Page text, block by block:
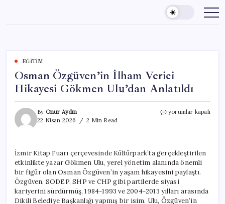
content
EĞITIM
Osman Özgüven’in İlham Verici
Hikayesi Gökmen Ulu’dan Anlatıldı
By Onur Aydın
22 Nisan 2026
2 Min Read
Osman
Gökmen
Ulu’dan
Anlatıldı
için
yorumlar kapalı
İzmir Kitap Fuarı çerçevesinde Kültürpark’ta gerçekleştirilen
etkinlikte yazar Gökmen Ulu, yerel yönetim alanında önemli
bir figür olan Osman Özgüven’in yaşam hikayesini paylaştı.
Özgüven, SODEP, SHP ve CHP gibi partilerde siyasi
kariyerini sürdürmüş, 1984-1993 ve 2004-2013 yılları arasında
Dikili Belediye Başkanlığı yapmış bir isim. Ulu, Özgüven’in